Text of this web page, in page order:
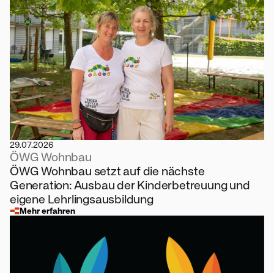
29.07.2026
ÖWG Wohnbau
ÖWG Wohnbau setzt auf die nächste
Generation: Ausbau der Kinderbetreuung und
eigene Lehrlingsausbildung
Mehr erfahren